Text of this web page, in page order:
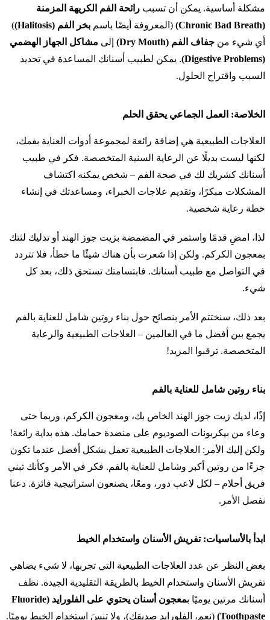
مشكلة أساسية. يمكن أن تسبب رائحة الفم الكريهة المزمنة
(Chronic Bad Breath)
(المعروفة أيضًا باسم بخر الفم (Halitosis)
)
أي شيء من جفاف الفم (Dry Mouth) إلى مشاكل الجهاز الهضمي
(Digestive Problems)
. يمكن لطبيب أسنانك المساعدة في تحديد
السبب واقتراح الحلول.
الخلاصة: العمل الجماعي يحقق الحلم
العلاجات الطبيعية هي إضافة رائعة لمجموعة أدوات العناية بفمك،
لكنها ليست بديلًا عن الرعاية السنية المتخصصة. فكر في طبيب
أسنانك كشريك لك في صحة الفم – شخص يمكنه اكتشاف
المشكلات مبكرًا، وتقديم علاجات الخبراء، ومساعدتك في إنشاء
خطة رعاية شخصية.
لذا، امضِ قدمًا واستمر في المضمضة بزيت جوز الهند أو تدليك لثتك
بمعجون الكركم. ولكن إذا شعرت بأن هناك شيئًا ما خطأ، فلا تتردد
في التواصل مع طبيب أسنانك. فابتسامتك تستحق ذلك، بعد كل
شيء.
بعد ذلك، سنختتم الأمر بنصائح حول بناء روتين شامل للعناية بالفم
يجمع بين أفضل ما في العالمين – العلاجات الطبيعية والرعاية
المتخصصة. ترقبوا المزيد!
بناء روتين شامل للعناية بالفم
إذًا، لديك زيت جوز الهند الخاص بك، ومعجون الكركم، وربما حتى
وعاء من بيكربونات الصوديوم على منضدة حمامك. هذه بداية رائعة!
ولكن إليك الأمر: العلاجات الطبيعية تعمل بشكل أفضل عندما تكون
جزءًا من روتين أكبر وشامل للعناية بالفم. فكر في الأمر وكأنك تبني
فريق أحلام – لكل لاعب دور، ومعًا، يصنعون استراتيجية فائزة. دعنا
نفصل الأمر.
ابدأ بالأساسيات: تفريش الأسنان واستخدام الخيط
بغض النظر عن عدد العلاجات الطبيعية التي تجربها، لا شيء يضاهي
تفريش الأسنان واستخدام الخيط بالطريقة التقليدية الجيدة. نظف
أسنانك مرتين يوميًا ب
معجون أسنان يحتوي على الفلورايد (Fluoride
Toothpaste) (نعم، الفلورايد صديقك)، ولا تنسَ استخدام الخيط يوميًا.